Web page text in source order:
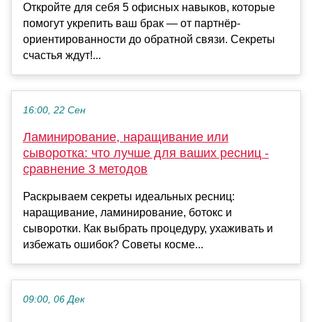
Откройте для себя 5 офисных навыков, которые
помогут укрепить ваш брак — от партнёр-
ориентированности до обратной связи. Секреты
счастья ждут!...
16:00, 22 Сен
Ламинирование, наращивание или
сыворотка: что лучше для ваших ресниц -
сравнение 3 методов
Раскрываем секреты идеальных ресниц:
наращивание, ламинирование, ботокс и
сыворотки. Как выбрать процедуру, ухаживать и
избежать ошибок? Советы косме...
09:00, 06 Дек